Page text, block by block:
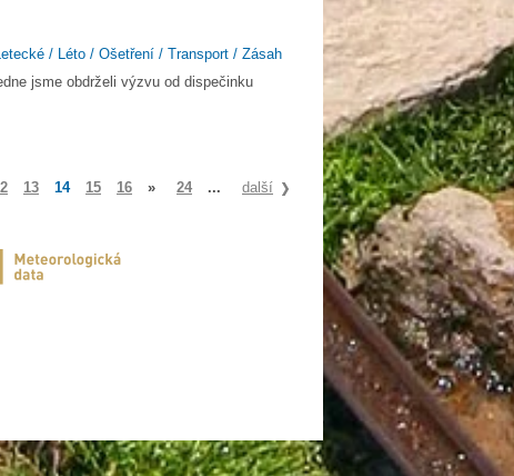
/ Léto / Ošetření / Transport / Zásah
jsme obdrželi výzvu od dispečinku
13 14 15 16 » 24 ... další